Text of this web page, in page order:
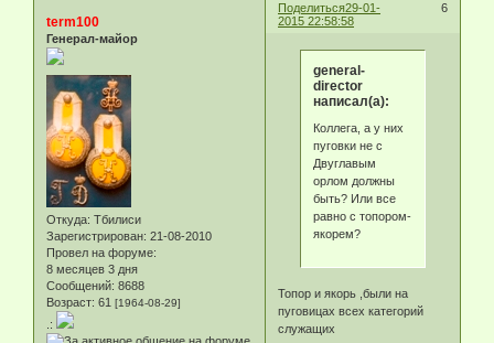
Поделиться 6
29-01-
2015 22:58:58
term100
Генерал-майор
Откуда: Тбилиси
Зарегистрирован: 21-08-2010
Провел на форуме:
8 месяцев 3 дня
Сообщений: 8688
Возраст: 61 [1964-08-29]
.:
general-
director
написал(а):
Коллега, а у них
пуговки не с
Двуглавым
орлом должны
быть? Или все
равно с топором-
якорем?
Топор и якорь ,были на
пуговицах всех категорий
служащих